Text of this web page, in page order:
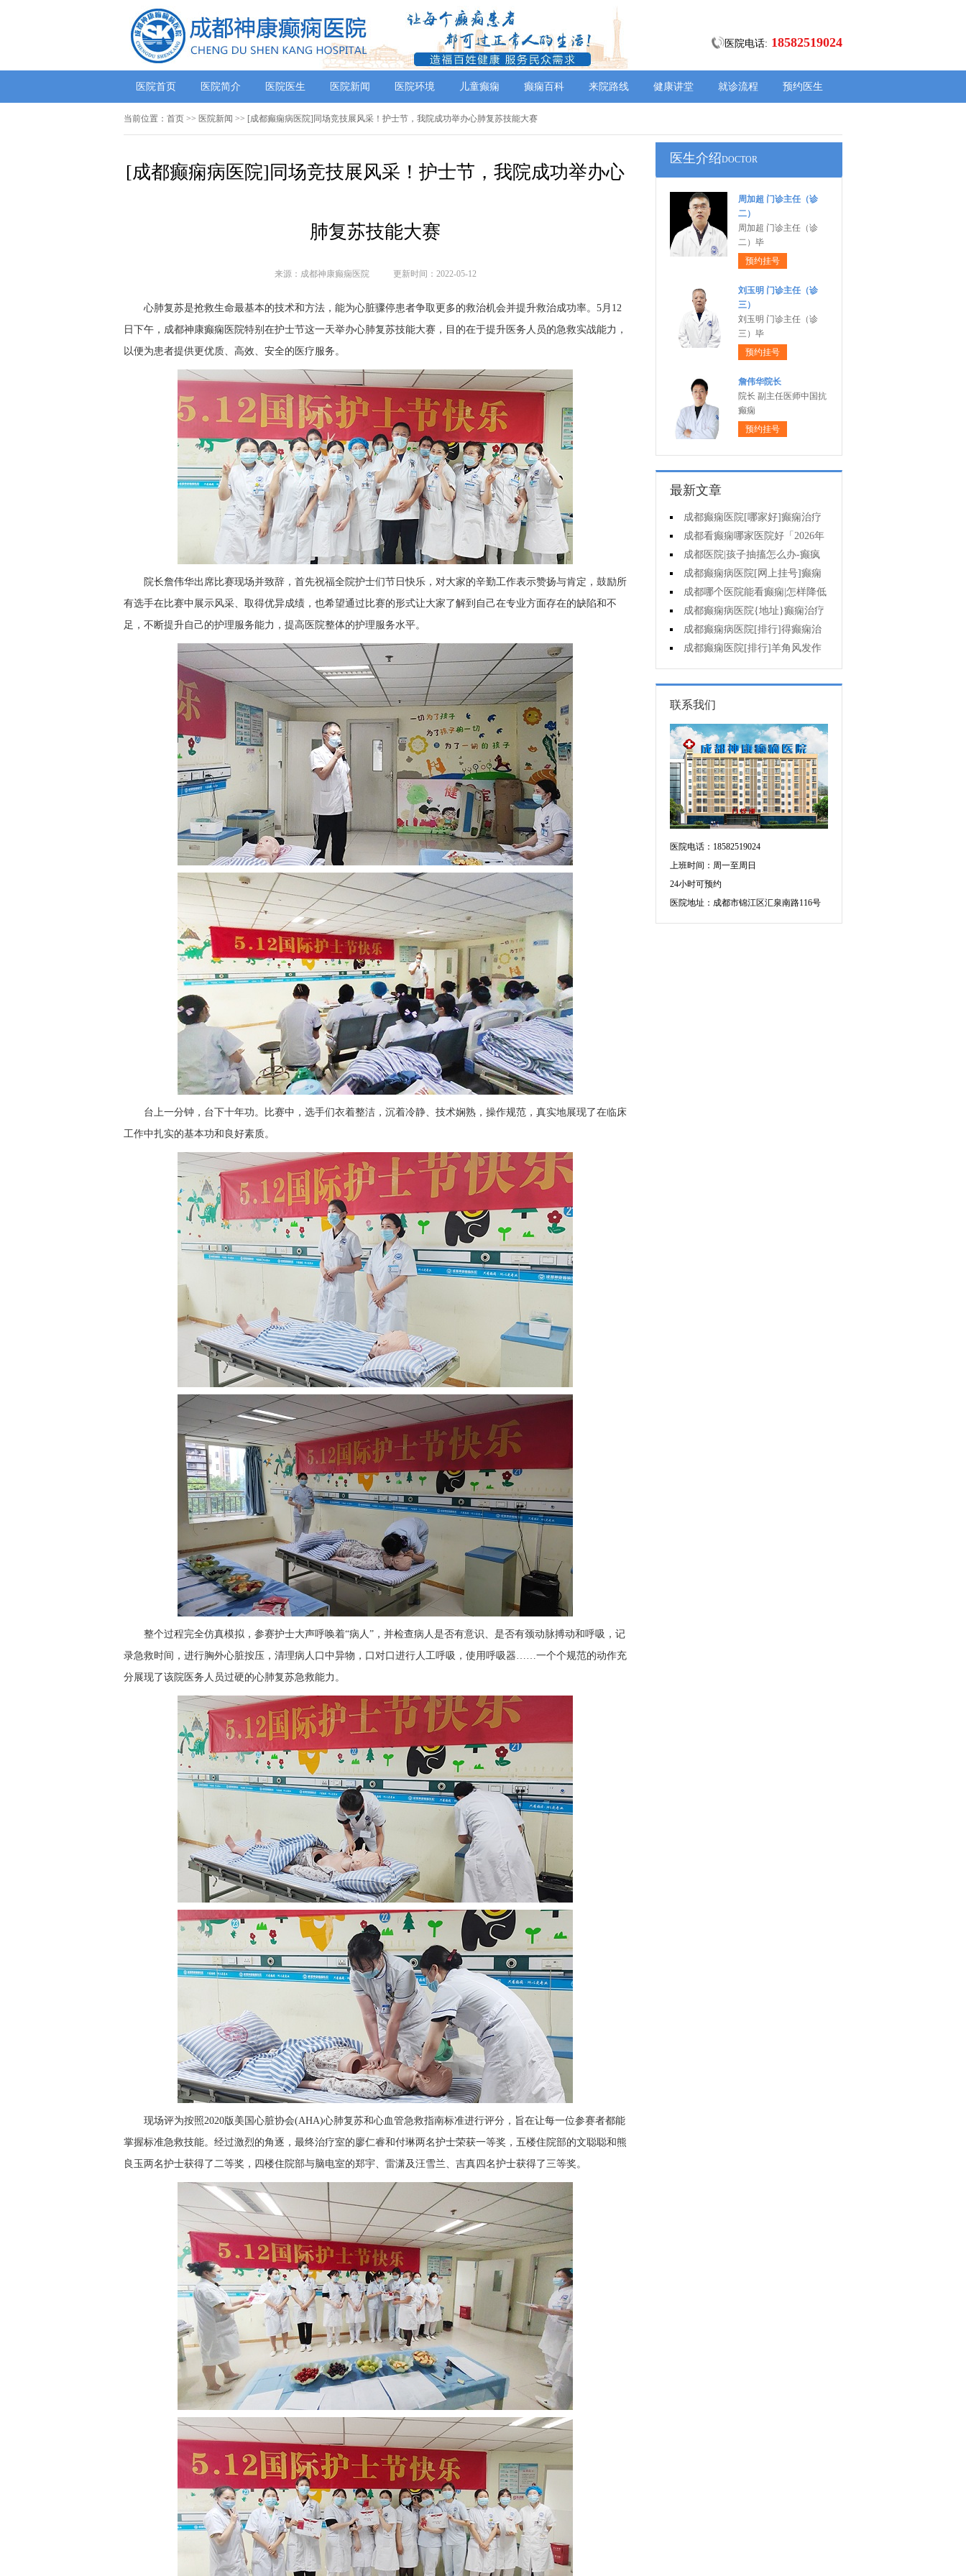
医院电话: 18582519024
医院首页 医院简介 医院医生 医院新闻 医院环境 儿童癫痫 癫痫百科 来院路线 健康讲堂 就诊流程 预约医生
当前位置： 首页 >> 医院新闻 >> [成都癫痫病医院]同场竞技展风采！护士节，我院成功举办心肺复苏技能大赛
[成都癫痫病医院]同场竞技展风采！护士节，我院成功举办心
肺复苏技能大赛
来源：成都神康癫痫医院 更新时间：2022-05-12
心肺复苏是抢救生命最基本的技术和方法，能为心脏骤停患者争取更多的救治机会并提升救治成功率。5月12
日下午，成都神康癫痫医院特别在护士节这一天举办心肺复苏技能大赛，目的在于提升医务人员的急救实战能力，
以便为患者提供更优质、高效、安全的医疗服务。
院长詹伟华出席比赛现场并致辞，首先祝福全院护士们节日快乐，对大家的辛勤工作表示赞扬与肯定，鼓励所
有选手在比赛中展示风采、取得优异成绩，也希望通过比赛的形式让大家了解到自己在专业方面存在的缺陷和不
足，不断提升自己的护理服务能力，提高医院整体的护理服务水平。
台上一分钟，台下十年功。比赛中，选手们衣着整洁，沉着冷静、技术娴熟，操作规范，真实地展现了在临床
工作中扎实的基本功和良好素质。
整个过程完全仿真模拟，参赛护士大声呼唤着“病人”，并检查病人是否有意识、是否有颈动脉搏动和呼吸，记
录急救时间，进行胸外心脏按压，清理病人口中异物，口对口进行人工呼吸，使用呼吸器……一个个规范的动作充
分展现了该院医务人员过硬的心肺复苏急救能力。
现场评为按照2020版美国心脏协会(AHA)心肺复苏和心血管急救指南标准进行评分，旨在让每一位参赛者都能
掌握标准急救技能。经过激烈的角逐，最终治疗室的廖仁睿和付琳两名护士荣获一等奖，五楼住院部的文聪聪和熊
良玉两名护士获得了二等奖，四楼住院部与脑电室的郑宇、雷潇及汪雪兰、吉真四名护士获得了三等奖。
医生介绍DOCTOR
周加超 门诊主任（诊
二）
周加超 门诊主任（诊
二）毕
预约挂号
刘玉明 门诊主任（诊
三）
刘玉明 门诊主任（诊
三）毕
预约挂号
詹伟华院长
院长 副主任医师中国抗
癫痫
预约挂号
最新文章
成都癫痫医院[哪家好]癫痫治疗
起来很困难吗?
成都看癫痫哪家医院好「2026年
度公布」为什么有癫痫的病人容易
猝死?
成都医院|孩子抽搐怎么办-癫疯
病病人反复发作的原因是什么?
成都癫痫病医院[网上挂号]癫痫
的治疗要注意什么?
成都哪个医院能看癫痫|怎样降低
癫痫遗传风险?
成都癫痫病医院{地址}癫痫治疗
中为什么还是犯病?
成都癫痫病医院[排行]得癫痫治
不好是为什么?
成都癫痫医院[排行]羊角风发作
有哪些危害?
联系我们
医院电话：18582519024
上班时间：周一至周日
24小时可预约
医院地址：成都市锦江区汇泉南路116号